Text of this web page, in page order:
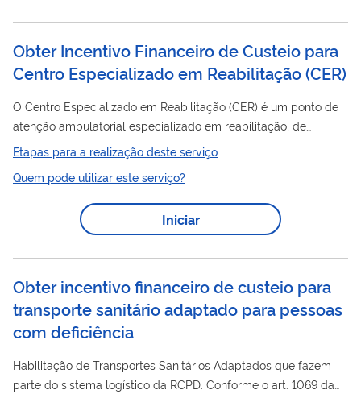
dinâmicas), coletes, palmilhas e...
Obter Incentivo Financeiro de Custeio para
Centro Especializado em Reabilitação(CER)
O Centro Especializado em Reabilitação (CER) é um ponto de
atenção ambulatorial especializado em reabilitação, de
abrangência regional, que realiza diagnóstico, tratamento,
concessão, adaptação e manutenção de tecnologia assistiva,
constituindo-se em referência para a rede de cuidados à
pessoa com deficiência no território. É organizado a partir da
combinação de no mínimo duas modalidades de reabilitação
organizado das seguintes formas:...
Etapas para a realização deste serviço
Quem pode utilizar este serviço?
Iniciar
Obter incentivo financeiro de custeio para
transporte sanitário adaptado para pessoas
com deficiência
Habilitação de Transportes Sanitários Adaptados que fazem
parte do sistema logístico da RCPD. Conforme o art. 1069 da